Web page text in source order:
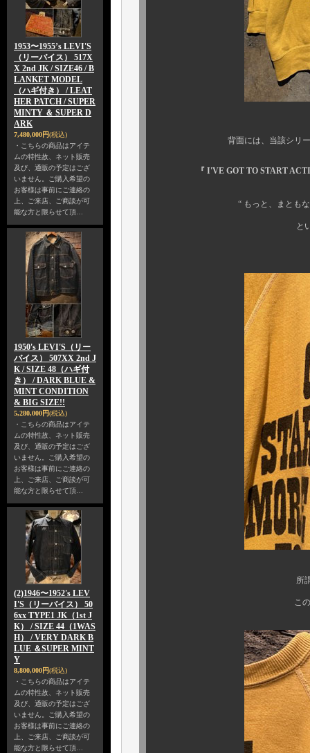
1953〜1955’s LEVI'S
（リーバイス） 517X
X 2nd JK / SIZE46 / B
LANKET MODEL
（ハギ付き） / LEAT
HER PATCH / SUPER
MINTY ＆ SUPER D
ARK
7,480,000円(税込)
・こちらの商品はアイテ
ムの特性故、ネット販売
及び、通販の予定はござ
いません。ご購入希望の
お客様は事前にご連絡の
上、ご来店、ご商談が可
能な方と限らせて頂…
1950's LEVI'S（リー
バイス） 507XX 2nd J
K / SIZE 48（ハギ付
き） / DARK BLUE &
MINT CONDITION
& BIG SIZE!!
5,280,000円(税込)
・こちらの商品はアイテ
ムの特性故、ネット販売
及び、通販の予定はござ
いません。ご購入希望の
お客様は事前にご連絡の
上、ご来店、ご商談が可
能な方と限らせて頂…
(2)1946〜1952's LEV
I'S（リーバイス） 50
6xx TYPE1 JK（1st J
K） / SIZE 44（1WAS
H） / VERY DARK B
LUE ＆SUPER MINT
Y
8,800,000円(税込)
・こちらの商品はアイテ
ムの特性故、ネット販売
及び、通販の予定はござ
いません。ご購入希望の
お客様は事前にご連絡の
上、ご来店、ご商談が可
能な方と限らせて頂…
背面には、当該シリーズなら
『 I'VE GOT TO START
“ もっと、まともな行動をと
といったところ
所謂、染み込み
この滲み感もビン